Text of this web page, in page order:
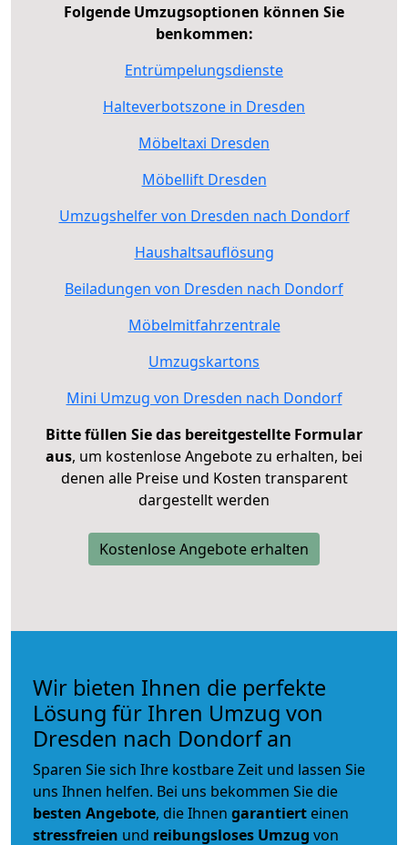
Folgende Umzugsoptionen können Sie
benkommen:
Entrümpelungsdienste
Halteverbotszone in Dresden
Möbeltaxi Dresden
Möbellift Dresden
Umzugshelfer von Dresden nach Dondorf
Haushaltsauflösung
Beiladungen von Dresden nach Dondorf
Möbelmitfahrzentrale
Umzugskartons
Mini Umzug von Dresden nach Dondorf
Bitte füllen Sie das bereitgestellte Formular
aus, um kostenlose Angebote zu erhalten, bei
denen alle Preise und Kosten transparent
dargestellt werden
Kostenlose Angebote erhalten
Wir bieten Ihnen die perfekte
Lösung für Ihren Umzug von
Dresden nach Dondorf an
Sparen Sie sich Ihre kostbare Zeit und lassen Sie
uns Ihnen helfen. Bei uns bekommen Sie die
besten Angebote, die Ihnen garantiert einen
stressfreien und reibungsloses Umzug von